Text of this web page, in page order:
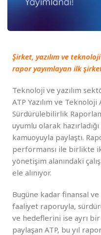
Şirket, yazılım ve
rapor yayımlayan ilk
Teknoloji ve yazılım
ATP Yazılım ve Teknoloji
Sürdürülebilirlik
uyumlu olarak hazırladığı
kamuoyuyla paylaştı.
performansı ile birlikte
yönetişim alanındaki
ele alınıyor.
Bugüne kadar finansal
faaliyet raporuyla,
ve hedeflerini ise ayrı
paylaşan ATP, bu yıl